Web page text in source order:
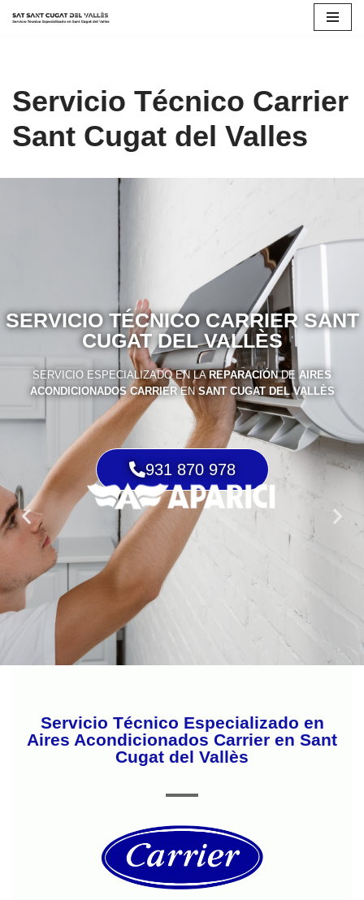
Servicio Técnico Carrier
Sant Cugat del Valles
SERVICIO TÉCNICO CARRIER SANT
CUGAT DEL VALLÈS
SERVICIO ESPECIALIZADO EN LA REPARACIÓNDEAIRES
ACONDICIONADOS CARRIERENSANT CUGAT DEL VALLÈS
931 870 978
Servicio Técnico Especializado en
Aires Acondicionados Carrier en Sant
Cugat del Vallès